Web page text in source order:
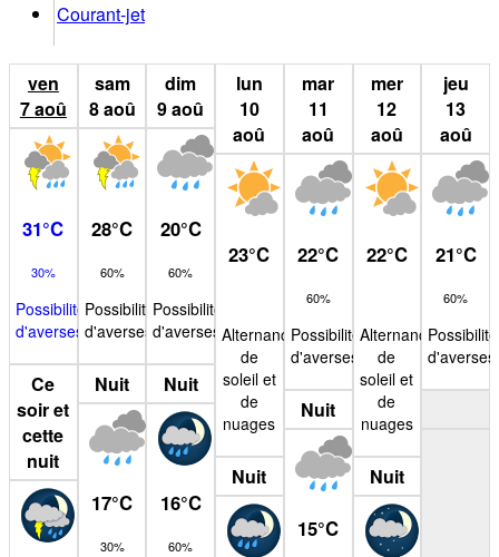
Courant-jet
ven
7aoû
31°C
30%
Possibilité
d'averses
Ce
soir et
cette
nuit
sam
8aoû
28°C
60%
Possibilité
d'averses
Nuit
17°C
30%
dim
9aoû
20°C
60%
Possibilité
d'averses
Nuit
16°C
60%
lun
10
aoû
23°C
Alternance
de
soleil et
de
nuages
Nuit
mar
11
aoû
22°C
60%
Possibilité
d'averses
Nuit
15°C
mer
12
aoû
22°C
Alternance
de
soleil et
de
nuages
Nuit
jeu
13
aoû
21°C
60%
Possibilité
d'averses